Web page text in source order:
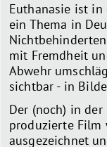
Euthanasie ist in
ein Thema in
mit Fremdheit
Abwehr
sichtbar - in
Der (noch) in
produzierte Film
ausgezeichnet